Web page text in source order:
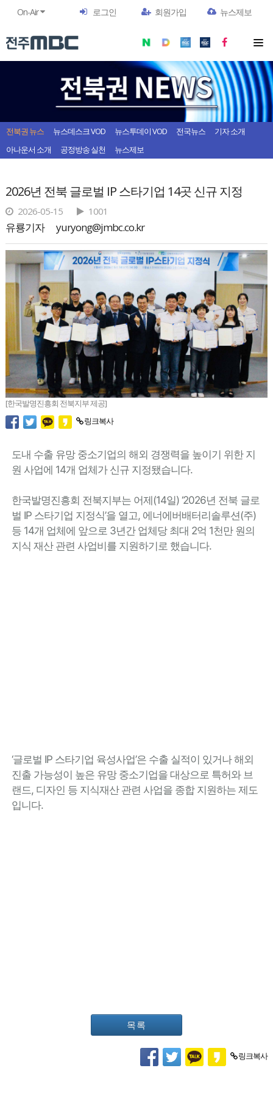
On-Air 로그인 회원가입 뉴스제보
전북권 뉴스 뉴스데스크 VOD 뉴스투데이 VOD 전국뉴스
기자 소개
아나운서 소개
공정방송 실천 뉴스제보
2026년 전북 글로벌 IP 스타기업 14곳 신규 지정
2026-05-15 1001
유룡기자 yuryong@jmbc.co.kr
[한국발명진흥회 전북지부 제공]
링크복사
도내 수출 유망 중소기업의 해외 경쟁력을 높이기 위한 지
원 사업에 14개 업체가 신규 지정됐습니다.
한국발명진흥회 전북지부는 어제(14일) ‘2026년 전북 글로
벌 IP 스타기업 지정식’을 열고, 에너에버배터리솔루션(주)
등 14개 업체에 앞으로 3년간 업체당 최대 2억 1천만 원의
지식 재산 관련 사업비를 지원하기로 했습니다.
‘글로벌 IP 스타기업 육성사업’은 수출 실적이 있거나 해외
진출 가능성이 높은 유망 중소기업을 대상으로 특허와 브
랜드, 디자인 등 지식재산 관련 사업을 종합 지원하는 제도
입니다.
목록
링크복사